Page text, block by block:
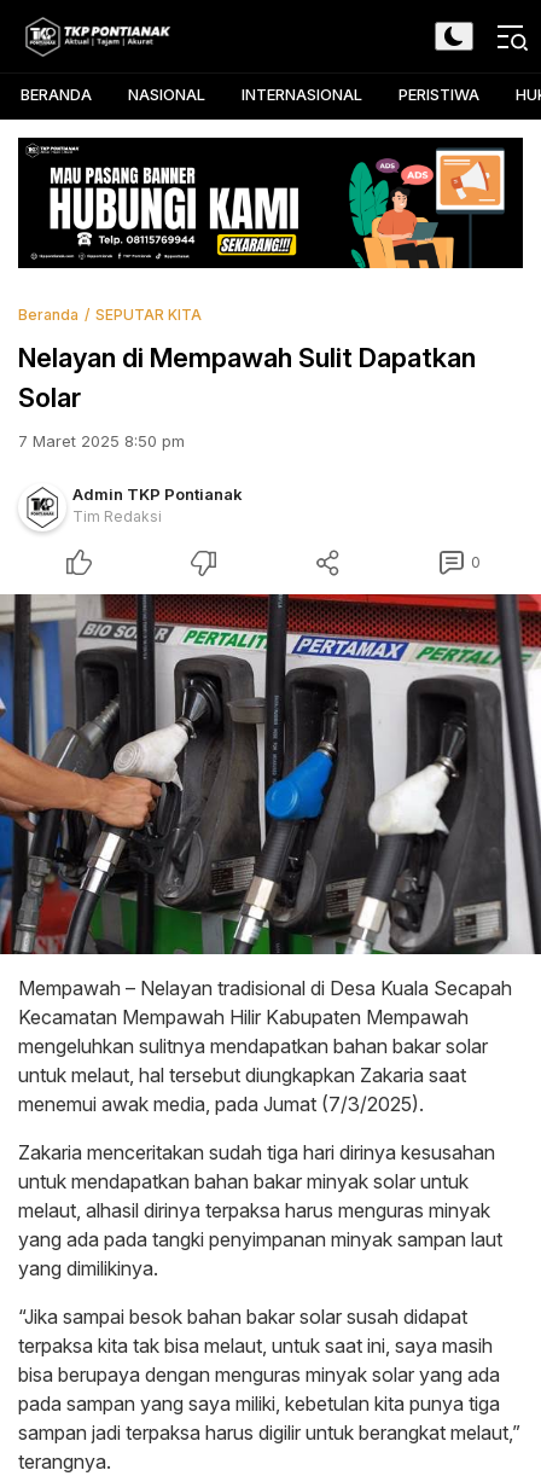
TKP Pontianak
Aktual, Tajam, dan Akurat
BERANDA NASIONAL INTERNASIONAL PERISTIWA
Beranda SEPUTAR KITA
Nelayan di Mempawah Sulit Dapatkan
Solar
7 Maret 2025 8:50 pm
Admin TKP Pontianak
Tim Redaksi
0
Mempawah – Nelayan tradisional di Desa Kuala Secapah
Kecamatan Mempawah Hilir Kabupaten Mempawah
mengeluhkan sulitnya mendapatkan bahan bakar solar
untuk melaut, hal tersebut diungkapkan Zakaria saat
menemui awak media, pada Jumat (7/3/2025).
Zakaria menceritakan sudah tiga hari dirinya kesusahan
untuk mendapatkan bahan bakar minyak solar untuk
melaut, alhasil dirinya terpaksa harus menguras minyak
yang ada pada tangki penyimpanan minyak sampan laut
yang dimilikinya.
“Jika sampai besok bahan bakar solar susah didapat
terpaksa kita tak bisa melaut, untuk saat ini, saya masih
bisa berupaya dengan menguras minyak solar yang ada
pada sampan yang saya miliki, kebetulan kita punya tiga
sampan jadi terpaksa harus digilir untuk berangkat melaut,”
terangnya.